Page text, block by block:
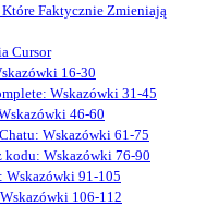
Które Faktycznie Zmieniają
Cursor
16-30
Wskazówki 31-45
46-60
Wskazówki 61-75
kodu: Wskazówki 76-90
Wskazówki 91-105
Wskazówki 106-112